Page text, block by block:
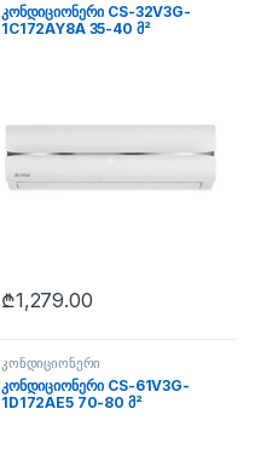
კონდიციონერი CS-32V3G-
1C172AY8A 35-40 მ²
₾1,279.00
კონდიციონერი
კონდიციონერი CS-61V3G-
1D172AE5 70-80 მ²